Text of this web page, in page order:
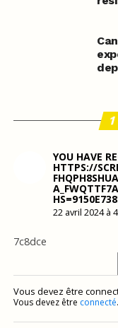
YOU HAVE
HTTPS://
22 avril 2024 à
7c8dce
Vous devez être
Vous devez être connecté